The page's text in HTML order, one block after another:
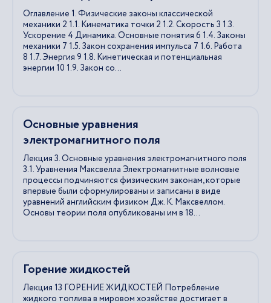
Оглавление 1. Физические законы классической
механики 2 1.1. Кинематика точки 2 1.2. Скорость 3 1.3.
Ускорение 4 Динамика. Основные понятия 6 1.4. Законы
механики 7 1.5. Закон сохранения импульса 7 1.6. Работа
8 1.7. Энергия 9 1.8. Кинетическая и потенциальная
энергии 10 1.9. Закон со...
Основные уравнения
электромагнитного поля
Лекция 3. Основные уравнения электромагнитного поля
3.1. Уравнения Максвелла Электромагнитные волновые
процессы подчиняются физическим законам, которые
впервые были сформулированы и записаны в виде
уравнений английским физиком Дж. К. Максвеллом.
Основы теории поля опубликованы им в 18...
Горение жидкостей
Лекция 13 ГОРЕНИЕ ЖИДКОСТЕЙ Потребление
жидкого топлива в мировом хозяйстве достигает в